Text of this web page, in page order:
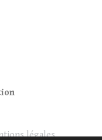
légales